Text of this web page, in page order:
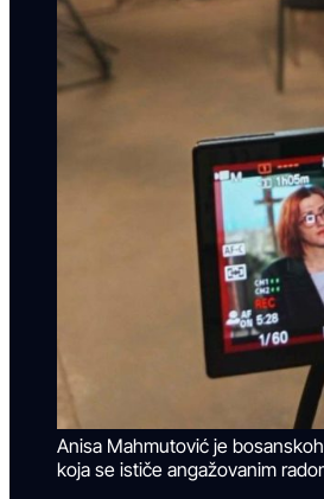
Anisa Mahmutović je
koja se ističe angažovanim